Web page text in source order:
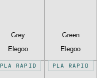
Grey
Elegoo
Green
Elegoo
PLA RAPID PLA RAPID